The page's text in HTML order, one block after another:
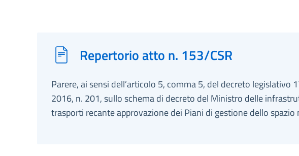
Repertorio atto n. 153/CSR
Parere, ai sensi dell’articolo 5, comma 5, del decreto legislativo
2016, n. 201, sullo schema di decreto del Ministro delle
trasporti recante approvazione dei Piani di gestione dello